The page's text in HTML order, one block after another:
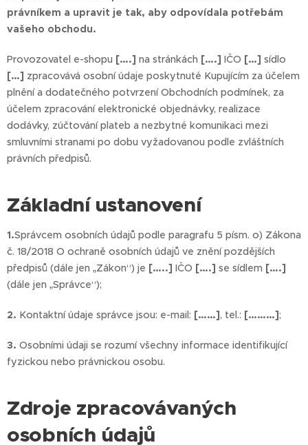
právníkem a upravit je tak, aby odpovídala potřebám
vašeho obchodu.
Provozovatel e-shopu [….] na stránkách [….] IČO […] sídlo
[…] zpracovává osobní údaje poskytnuté Kupujícím za účelem
plnění a dodatečného potvrzení Obchodních podmínek, za
účelem zpracování elektronické objednávky, realizace
dodávky, zúčtování plateb a nezbytné komunikaci mezi
smluvními stranami po dobu vyžadovanou podle zvláštních
právních předpisů.
Základní ustanovení
1.Správcem osobních údajů podle paragrafu 5 písm. o) Zákona
č. 18/2018 O ochraně osobních údajů ve znění pozdějších
předpisů (dále jen „Zákon“) je […..] IČO [….] se sídlem [….]
(dále jen „Správce“);
2. Kontaktní údaje správce jsou: e-mail: [……], tel.: [………];
3. Osobními údaji se rozumí všechny informace identifikující
fyzickou nebo právnickou osobu.
Zdroje zpracovávaných
osobních údajů